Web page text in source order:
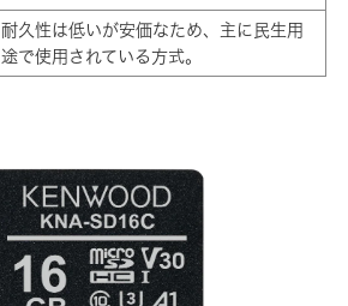
耐久性は低いが安価なため、主に民生用
途で使用されている方式。